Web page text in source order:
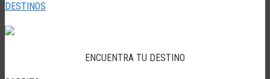
DESTINOS
ENCUENTRA TU DESTINO